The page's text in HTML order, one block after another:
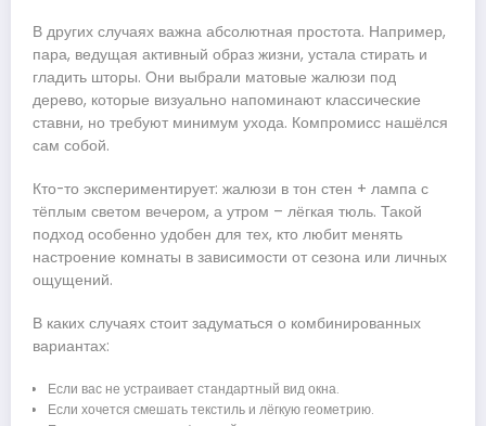
В других случаях важна абсолютная простота. Например,
пара, ведущая активный образ жизни, устала стирать и
гладить шторы. Они выбрали матовые жалюзи под
дерево, которые визуально напоминают классические
ставни, но требуют минимум ухода. Компромисс нашёлся
сам собой.
Кто-то экспериментирует: жалюзи в тон стен + лампа с
тёплым светом вечером, а утром – лёгкая тюль. Такой
подход особенно удобен для тех, кто любит менять
настроение комнаты в зависимости от сезона или личных
ощущений.
В каких случаях стоит задуматься о комбинированных
вариантах:
Если вас не устраивает стандартный вид окна.
Если хочется смешать текстиль и лёгкую геометрию.